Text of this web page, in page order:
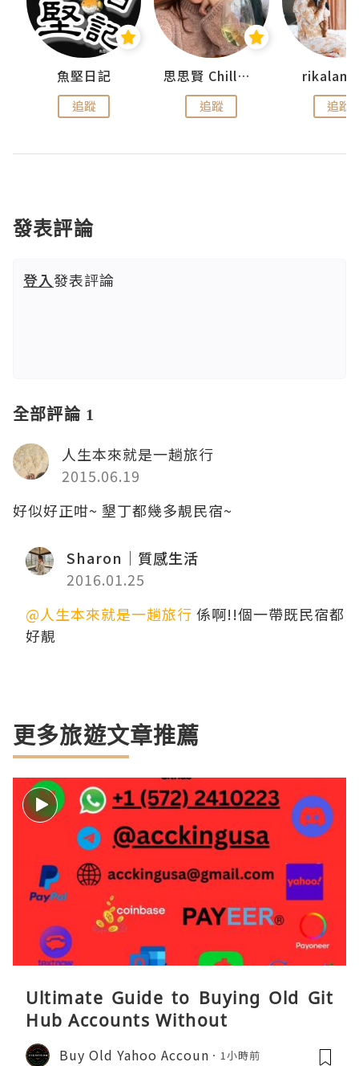
魚堅日記
追蹤
思思賢 ChillMyBabe
追蹤 追蹤
發表評論
登入發表評論
全部評論 1
人生本來就是一趟旅行
2015.06.19
好似好正咁~ 墾丁都幾多靚民宿~
Sharon｜質感生活
2016.01.25
@人生本來就是一趟旅行 係啊!!個一帶既民宿都
好靚
更多旅遊文章推薦
Ultimate Guide to Buying Old Git
Hub Accounts Without
Buy Old Yahoo Accoun 1小時前